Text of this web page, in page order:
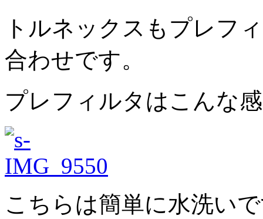
トルネックスもプレフ
合わせです。
プレフィルタはこんな
こちらは簡単に水洗い